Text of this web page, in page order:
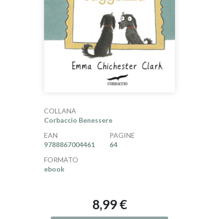
COLLANA
Corbaccio Benessere
EAN
9788867004461
PAGINE
64
FORMATO
ebook
8,99 €